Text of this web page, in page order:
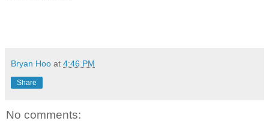
Bryan Hoo at 4:46 PM
Share
No comments: